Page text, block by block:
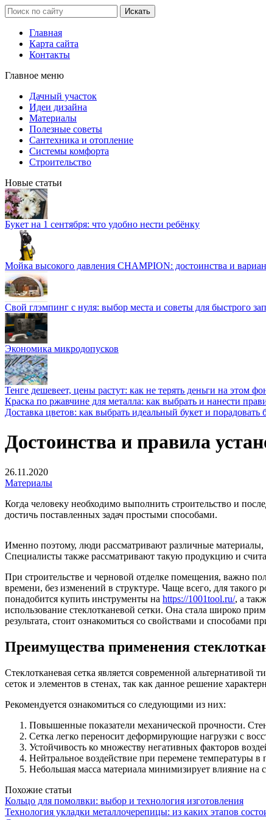
Главная
Карта сайта
Контакты
Главное меню
Дачный участок
Идеи дизайна
Материалы
Полезные советы
Сантехника и отопление
Системы комфорта
Строительство
Новые статьи
Букет на 1 сентября: что удобно нести ребёнку
Мойка высокого давления CHAMPION: достоинства и
Свой глэмпинг с нуля: выбор места и советы для быстрого
Экономика микродопусков
Тенге дешевеет, цены растут: как не терять деньги на этом
Краска по ржавчине для металла: как выбрать и нанести
Доставка цветов: как выбрать идеальный букет и порадовать
Достоинства и правила
26.11.2020
Материалы
Когда человеку необходимо выполнить строительство и
достичь поставленных задач простыми способами.
Именно поэтому, люди рассматривают различные
Специалисты также рассматривают такую продукцию и
При строительстве и черновой отделке помещения, важно
времени, без изменений в структуре. Чаще всего, для
понадобится купить инструменты на https://1001tool.ru/, а
использование стеклотканевой сетки. Она стала широко
результата, стоит ознакомиться со свойствами и способами
Преимущества применения
Стеклотканевая сетка является современной
сеток и элементов в стенах, так как данное решение
Рекомендуется ознакомиться со следующими из них:
Повышенные показатели механической прочности.
Сетка легко переносит деформирующие нагрузки с
Устойчивость ко множеству негативных факторов
Нейтральное воздействие при перемене температуры в
Небольшая масса материала минимизирует влияние
Похожие статьи
Кольцо для помолвки: выбор и технология изготовления
Технология укладки металлочерепицы: из каких этапов